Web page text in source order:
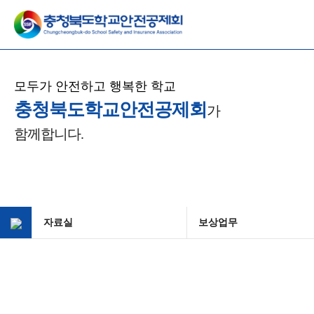
모두가 안전하고 행복한 학교
충청북도학교안전공제회 가
함께합니다.
자료실 보상업무